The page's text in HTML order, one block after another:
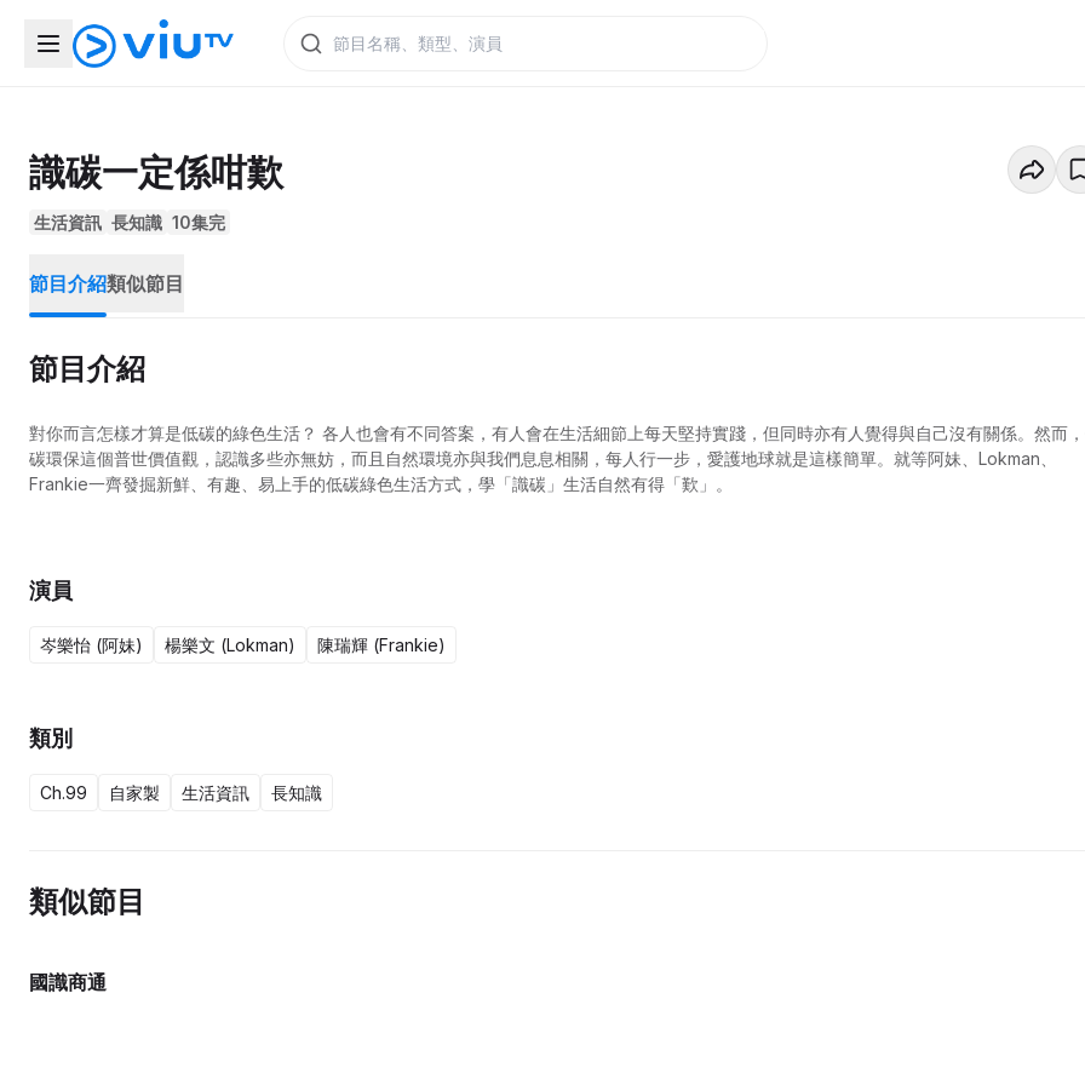
識碳一定係咁歎
生活資訊 長知識 10集完
節目介紹類似節目
節目介紹
對你而言怎樣才算是低碳的綠色生活？ 各人也會有不同答案，有人會在生活細節上每天堅持實踐，但同時亦有人覺得與自己沒有關係。然而
碳環保這個普世價值觀，認識多些亦無妨，而且自然環境亦與我們息息相關，每人行一步，愛護地球就是這樣簡單。就等阿妹、Lokman、
Frankie一齊發掘新鮮、有趣、易上手的低碳綠色生活方式，學「識碳」生活自然有得「歎」。
演員
岑樂怡 (阿妹) 楊樂文 (Lokman) 陳瑞輝 (Frankie)
類別
Ch.99 自家製 生活資訊 長知識
類似節目
國識商通